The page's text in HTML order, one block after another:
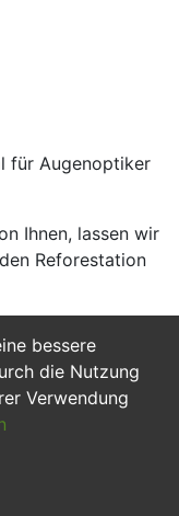
bessere
die Nutzung
Verwendung
für Augenoptiker
Ihnen, lassen wir
Reforestation